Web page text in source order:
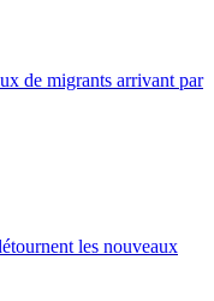
de migrants arrivant par
les nouveaux